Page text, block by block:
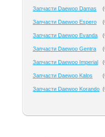
Запчасти Daewoo Damas (
Запчасти Daewoo Espero (
Запчасти Daewoo Evanda (
Запчасти Daewoo Gentra (
Запчасти Daewoo Imperial (
Запчасти Daewoo Kalos (
Запчасти Daewoo Korando (